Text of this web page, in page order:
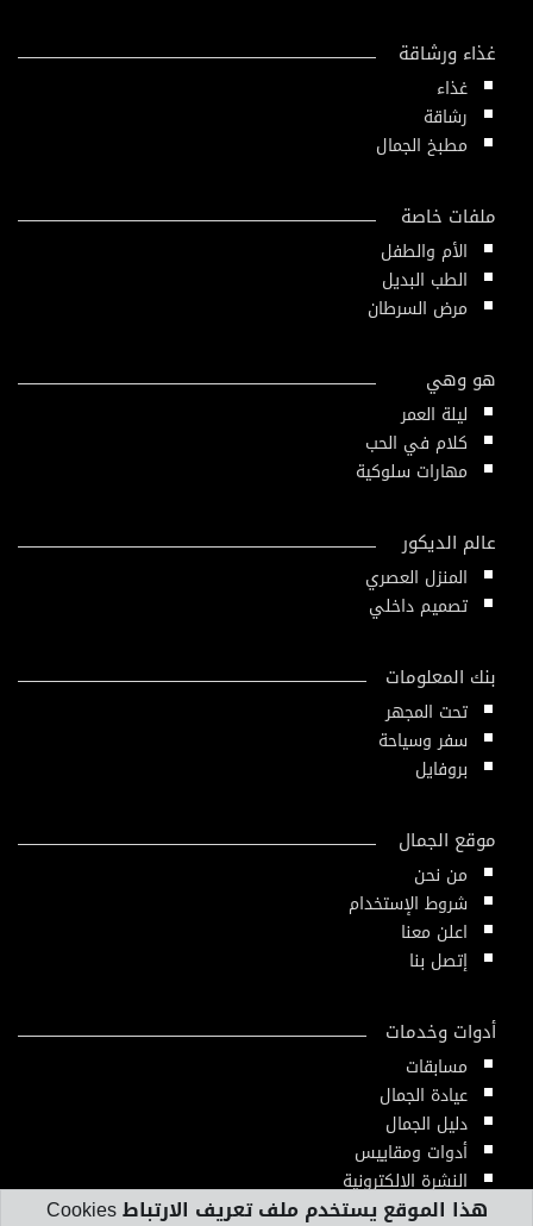
غذاء ورشاقة
غذاء
رشاقة
مطبخ الجمال
ملفات خاصة
الأم والطفل
الطب البديل
مرض السرطان
هو وهي
ليلة العمر
كلام في الحب
مهارات سلوكية
عالم الديكور
المنزل العصري
تصميم داخلي
بنك المعلومات
تحت المجهر
سفر وسياحة
بروفايل
موقع الجمال
من نحن
شروط الإستخدام
اعلن معنا
إتصل بنا
أدوات وخدمات
مسابقات
عيادة الجمال
دليل الجمال
أدوات ومقاييس
النشرة الإلكترونية
هذا الموقع يستخدم ملف تعريف الارتباط Cookies